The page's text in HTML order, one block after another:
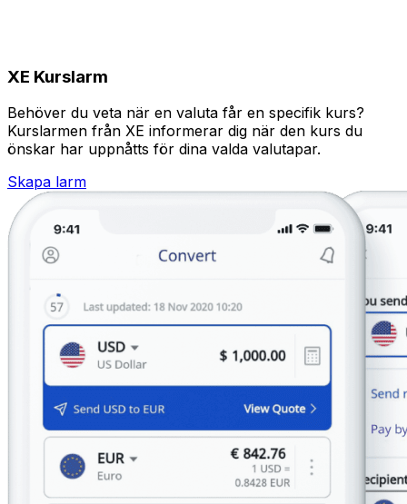
XE Kurslarm
Behöver du veta när en valuta får en specifik kurs?
Kurslarmen från XE informerar dig när den kurs du
önskar har uppnåtts för dina valda valutapar.
Skapa larm